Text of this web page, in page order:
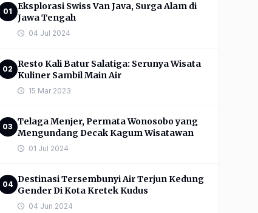
01
Eksplorasi Swiss Van Java, Surga Alam di
Jawa Tengah
04 Jul 2024
02 Resto Kali Batur Salatiga: Serunya Wisata
Kuliner Sambil Main Air
15 Mar 2023
03 Telaga Menjer, Permata Wonosobo yang
Mengundang Decak Kagum Wisatawan
01 Jul 2024
04 Destinasi Tersembunyi Air Terjun Kedung
Gender Di Kota Kretek Kudus
04 Jun 2024